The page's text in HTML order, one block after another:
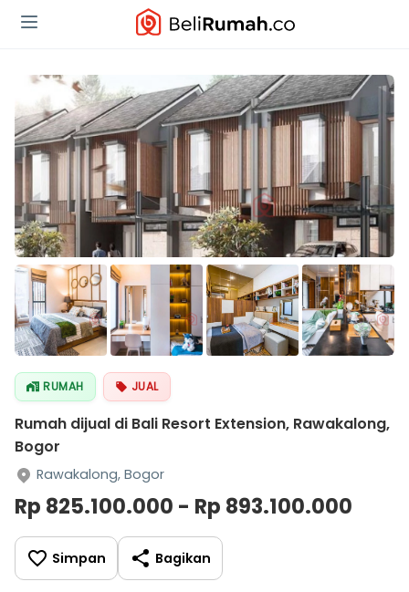
RUMAH JUAL
Rumah dijual di Bali Resort Extension, Rawakalong,
Bogor
Rawakalong, Bogor
Rp 825.100.000 - Rp 893.100.000
Simpan Bagikan